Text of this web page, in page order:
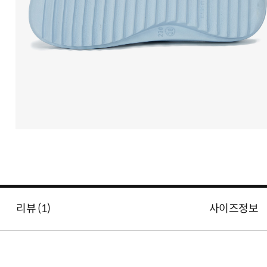
리뷰 (1) 사이즈정보